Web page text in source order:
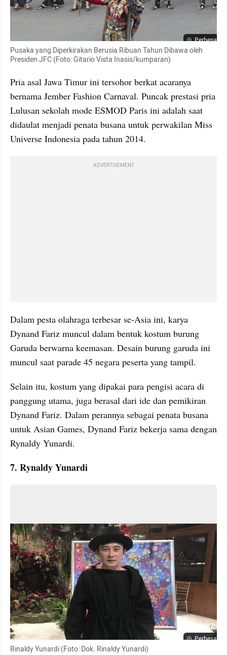
Perbesar
Pusaka yang Diperkirakan Berusia Ribuan Tahun Dibawa oleh
Presiden JFC (Foto: Gitario Vista Inasis/kumparan)
Pria asal Jawa Timur ini tersohor berkat acaranya
bernama Jember Fashion Carnaval. Puncak prestasi pria
Lulusan sekolah mode ESMOD Paris ini adalah saat
didaulat menjadi penata busana untuk perwakilan Miss
Universe Indonesia pada tahun 2014.
ADVERTISEMENT
Dalam pesta olahraga terbesar se-Asia ini, karya
Dynand Fariz muncul dalam bentuk kostum burung
Garuda berwarna keemasan. Desain burung garuda ini
muncul saat parade 45 negara peserta yang tampil.
Selain itu, kostum yang dipakai para pengisi acara di
panggung utama, juga berasal dari ide dan pemikiran
Dynand Fariz. Dalam perannya sebagai penata busana
untuk Asian Games, Dynand Fariz bekerja sama dengan
Rynaldy Yunardi.
7. Rynaldy Yunardi
Perbesar
Rinaldy Yunardi (Foto: Dok. Rinaldy Yunardi)